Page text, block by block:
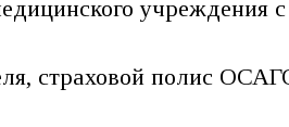
учреждения
страховой полис